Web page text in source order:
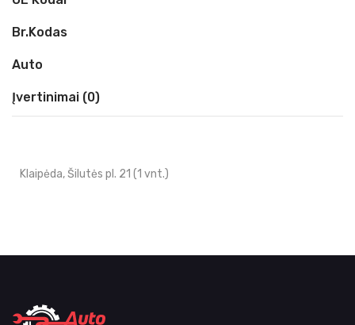
Br.kodas
Auto
Įvertinimai (0)
Klaipėda, Šilutės pl. 21 (1 vnt.)